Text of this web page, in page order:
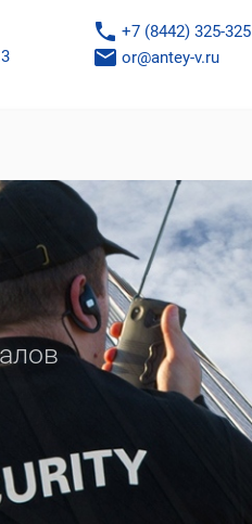
phone +7 (8442) 325-325
email or@antey-v.ru